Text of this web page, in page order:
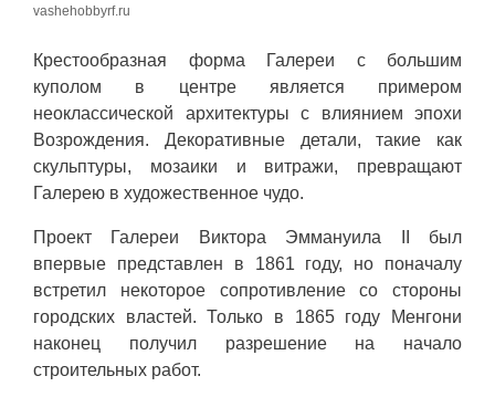
vashehobbyrf.ru
Крестообразная форма Галереи с большим
куполом в центре является примером
неоклассической архитектуры с влиянием эпохи
Возрождения. Декоративные детали, такие как
скульптуры, мозаики и витражи, превращают
Галерею в художественное чудо.
Проект Галереи Виктора Эммануила II был
впервые представлен в 1861 году, но поначалу
встретил некоторое сопротивление со стороны
городских властей. Только в 1865 году Менгони
наконец получил разрешение на начало
строительных работ.